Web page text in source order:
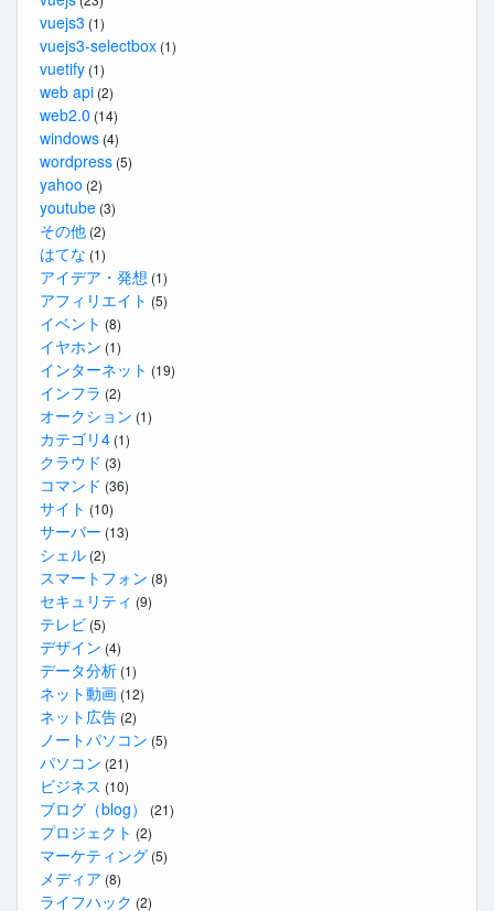
vuejs3 (1)
vuejs3-selectbox (1)
vuetify (1)
web api (2)
web2.0 (14)
windows (4)
wordpress (5)
yahoo (2)
youtube (3)
その他 (2)
はてな (1)
アイデア・発想 (1)
アフィリエイト (5)
イベント (8)
イヤホン (1)
インターネット (19)
インフラ (2)
オークション (1)
カテゴリ4 (1)
クラウド (3)
コマンド (36)
サイト (10)
サーバー (13)
シェル (2)
スマートフォン (8)
セキュリティ (9)
テレビ (5)
デザイン (4)
データ分析 (1)
ネット動画 (12)
ネット広告 (2)
ノートパソコン (5)
パソコン (21)
ビジネス (10)
ブログ（blog） (21)
プロジェクト (2)
マーケティング (5)
メディア (8)
ライフハック (2)